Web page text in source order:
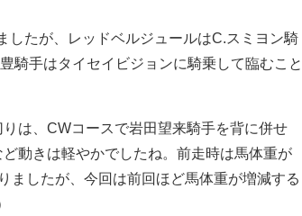
したが、レッドベルジュールはC.スミヨン騎
騎手はタイセイビジョンに騎乗して臨むこと
は、CWコースで岩田望来騎手を背に併せ
動きは軽やかでしたね。前走時は馬体重が
ましたが、今回は前回ほど馬体重が増減する